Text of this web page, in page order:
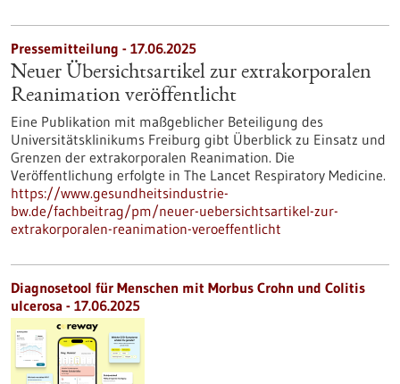
Pressemitteilung - 17.06.2025
Neuer Übersichtsartikel zur extrakorporalen
Reanimation veröffentlicht
Eine Publikation mit maßgeblicher Beteiligung des
Universitätsklinikums Freiburg gibt Überblick zu Einsatz und
Grenzen der extrakorporalen Reanimation. Die
Veröffentlichung erfolgte in The Lancet Respiratory Medicine.
https://www.gesundheitsindustrie-
bw.de/fachbeitrag/pm/neuer-uebersichtsartikel-zur-
extrakorporalen-reanimation-veroeffentlicht
Diagnosetool für Menschen mit Morbus Crohn und Colitis
ulcerosa - 17.06.2025